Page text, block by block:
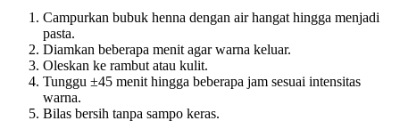
Campurkan bubuk henna dengan air hangat hingga menjadi
pasta.
Diamkan beberapa menit agar warna keluar.
Oleskan ke rambut atau kulit.
Tunggu ±45 menit hingga beberapa jam sesuai intensitas
warna.
Bilas bersih tanpa sampo keras.